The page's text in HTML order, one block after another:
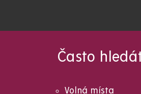
Často
Volná místa